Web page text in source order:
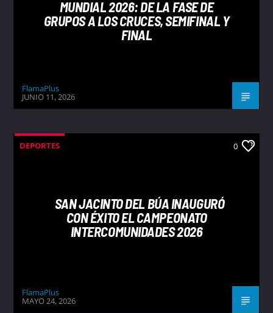
MUNDIAL 2026: DE LA FASE DE
GRUPOS A LOS CRUCES, SEMIFINAL Y
FINAL
FlamaPlus
JUNIO 11, 2026
DEPORTES 0
SAN JACINTO DEL BÚA INAUGURÓ
CON ÉXITO EL CAMPEONATO
INTERCOMUNIDADES 2026
FlamaPlus
MAYO 24, 2026